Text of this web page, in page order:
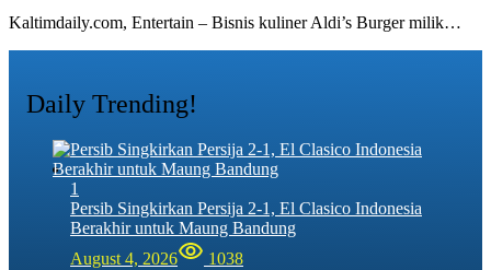
Kaltimdaily.com, Entertain – Bisnis kuliner Aldi’s Burger milik…
Daily Trending!
1
Persib Singkirkan Persija 2-1, El Clasico Indonesia
Berakhir untuk Maung Bandung
August 4, 2026
1038